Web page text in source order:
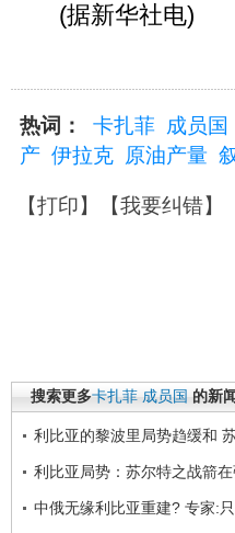
(据新华社电)
热词： 卡扎菲 成员国
产 伊拉克 原油产量
【打印】【我要纠错】
搜索更多卡扎菲 成员国 的新闻
利比亚的黎波里局势趋缓和
利比亚局势：苏尔特之战箭在
中俄无缘利比亚重建? 专家: